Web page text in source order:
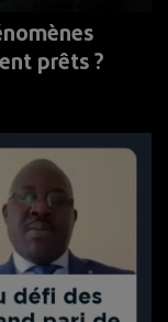
prêts ?